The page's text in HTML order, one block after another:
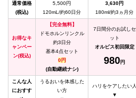
通常価格
(税込)
5,500円
120mL/約60日分
3,630円
180ml/約3ヵ月分
お得なキ
ャンペー
ン(税込)
【完全無料】
ドモホルンリンクル
約3日分
基本4点セット
0円
(自動継続ナシ)
7日間分のお試しセ
ット
オルビス初回限定
980円
こんな人
におすす
うるおいを体感した
い方
ハリをケアしたい人
▼